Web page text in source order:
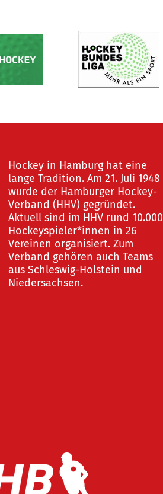
Hockey in Hamburg hat eine
lange Tradition. Am 21. Juli 1948
wurde der Hamburger Hockey-
Verband (HHV) gegründet.
Aktuell sind im HHV rund 10.000
Hockeyspieler*innen in 26
Vereinen organisiert. Zum
Verband gehören auch Teams
aus Schleswig-Holstein und
Niedersachsen.